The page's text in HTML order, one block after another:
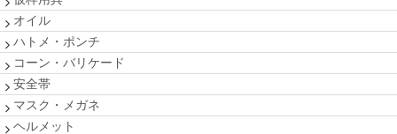
オイル
ハトメ・ポンチ
コーン・バリケード
安全帯
マスク・メガネ
ヘルメット